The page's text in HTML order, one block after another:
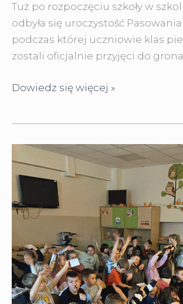
Tuż po rozpoczęciu szkoły w
odbyła się uroczystość
podczas której uczniowie klas
zostali oficjalnie przyjęci do grona
Pasowanie
Dowiedz się więcej »